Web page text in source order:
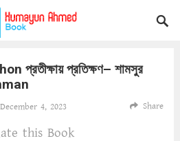
প্রতিক্ষণ– শামসুর
December 4, 2023 Share
this Book